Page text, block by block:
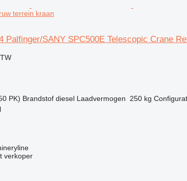
terrein kraan
Palfinger/SANY SPC500E Telescopic Crane
PK) Brandstof diesel Laadvermogen 250 kg
verkoper